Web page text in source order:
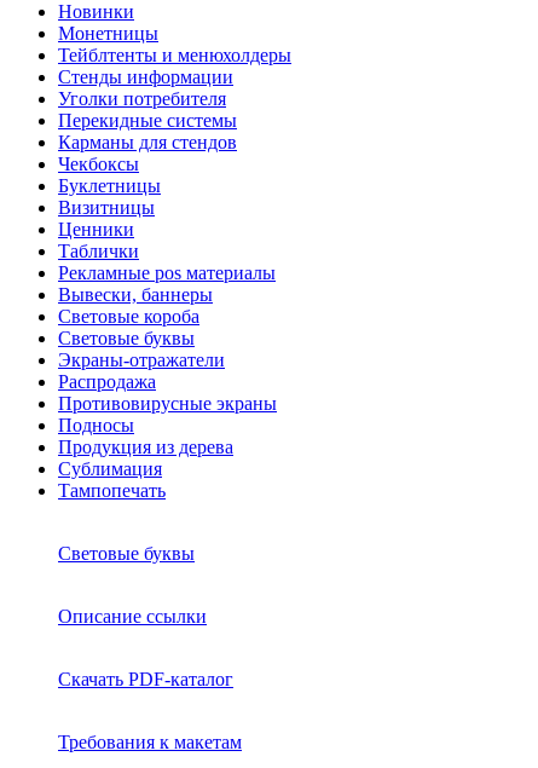
Новинки
Монетницы
Тейблтенты и менюхолдеры
Стенды информации
Уголки потребителя
Перекидные системы
Карманы для стендов
Чекбоксы
Буклетницы
Визитницы
Ценники
Таблички
Рекламные pos материалы
Вывески, баннеры
Световые короба
Световые буквы
Экраны-отражатели
Распродажа
Противовирусные экраны
Подносы
Продукция из дерева
Сублимация
Тампопечать
Световые буквы
Описание ссылки
Скачать PDF-каталог
Требования к макетам